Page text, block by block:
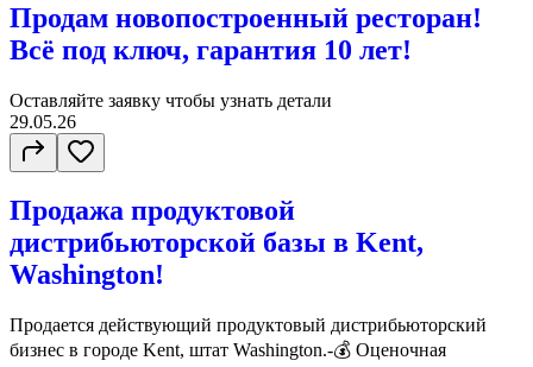
Продам новопостроенный ресторан!
Всё под ключ, гарантия 10 лет!
Оставляйте заявку чтобы узнать детали
29.05.26
Продажа продуктовой
дистрибьюторской базы в Kent,
Washington!
Продается действующий продуктовый дистрибьюторский
бизнес в городе Kent, штат Washington.-💰 Оценочная